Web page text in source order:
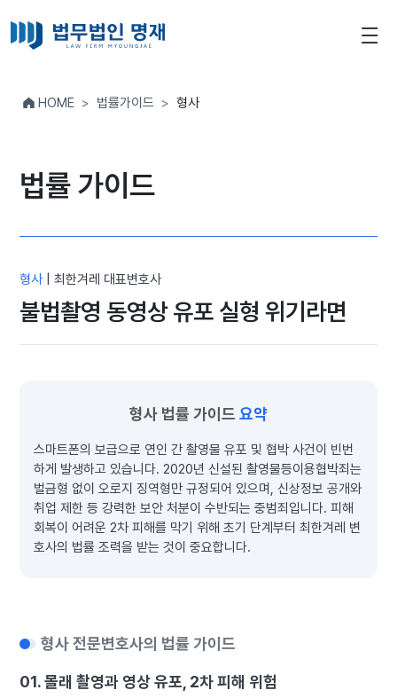
HOME 법률가이드 형사
법률 가이드
형사|최한겨레 대표변호사
불법촬영 동영상 유포 실형 위기라면
형사 법률 가이드 요약
스마트폰의 보급으로 연인 간 촬영물 유포 및 협박 사건이 빈번
하게 발생하고 있습니다. 2020년 신설된 촬영물등이용협박죄는
벌금형 없이 오로지 징역형만 규정되어 있으며, 신상정보 공개와
취업 제한 등 강력한 보안 처분이 수반되는 중범죄입니다. 피해
회복이 어려운 2차 피해를 막기 위해 초기 단계부터 최한겨레 변
호사의 법률 조력을 받는 것이 중요합니다.
형사 전문변호사의 법률 가이드
01. 몰래 촬영과 영상 유포, 2차 피해 위험